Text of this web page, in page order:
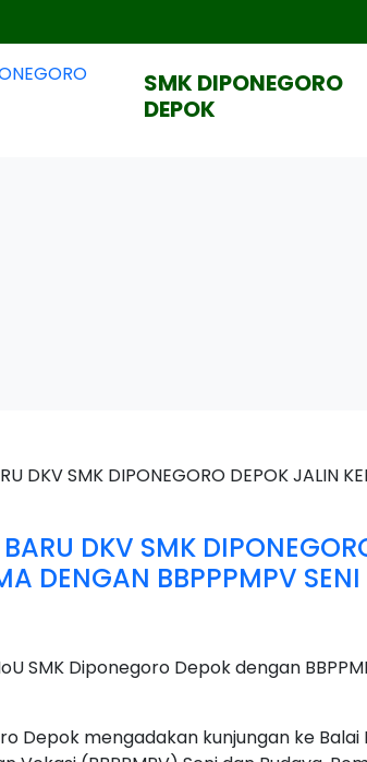
SMK DIPONEGORO
DEPOK
DKV SMK
DENGAN BBPPPMPV
SMK Diponegoro Depok dengan
Depok mengadakan kunjungan ke